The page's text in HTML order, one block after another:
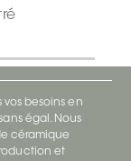
besoins en
égal. Nous
céramique
et